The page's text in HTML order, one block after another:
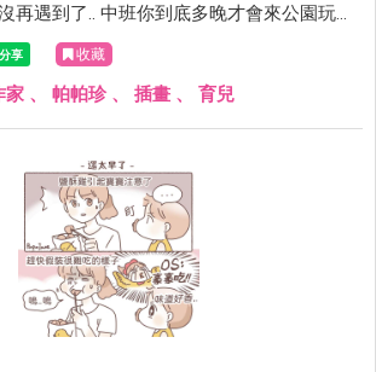
再遇到了.. 中班你到底多晚才會來公園玩呀
收藏
家 、 帕帕珍、 插畫 、 育兒